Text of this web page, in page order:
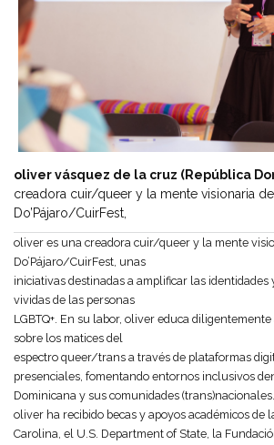
oliver vásquez de la cruz (República
creadora cuir/queer y la mente visionaria
Do’Pájaro/CuirFest,
oliver es una creadora cuir/queer y la mente
Do’Pájaro/CuirFest, unas
iniciativas destinadas a amplificar las identidades
vividas de las personas
LGBTQ+. En su labor, oliver educa
sobre los matices del
espectro queer/trans a través de plataformas
presenciales, fomentando entornos inclusivos
Dominicana y sus comunidades (trans)nacionales.
oliver ha recibido becas y apoyos académicos de
Carolina, el U.S. Department of State, la